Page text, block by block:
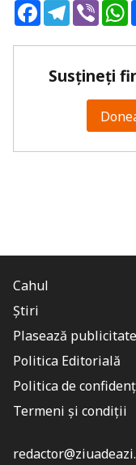
FacebookTelegram
Viber
Susțineți
Cahul
Știri
Plasează publicitate
Politica Editorială
Politica de
Termeni și condiții